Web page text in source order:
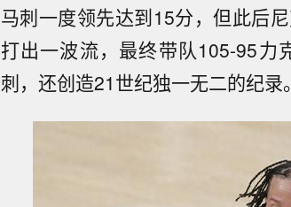
马刺一度领先达到15分，但此后
打出一波流，最终带队105-95力
刺，还创造21世纪独一无二的纪录。